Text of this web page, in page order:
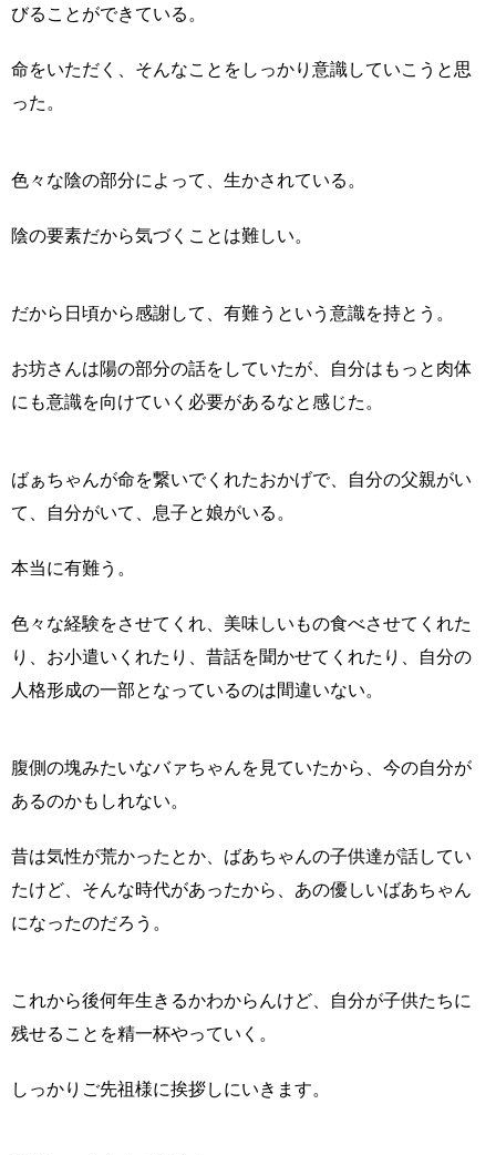
びることができている。
命をいただく、そんなことをしっかり意識していこうと思
った。
色々な陰の部分によって、生かされている。
陰の要素だから気づくことは難しい。
だから日頃から感謝して、有難うという意識を持とう。
お坊さんは陽の部分の話をしていたが、自分はもっと肉体
にも意識を向けていく必要があるなと感じた。
ばぁちゃんが命を繋いでくれたおかげで、自分の父親がい
て、自分がいて、息子と娘がいる。
本当に有難う。
色々な経験をさせてくれ、美味しいもの食べさせてくれた
り、お小遣いくれたり、昔話を聞かせてくれたり、自分の
人格形成の一部となっているのは間違いない。
腹側の塊みたいなバァちゃんを見ていたから、今の自分が
あるのかもしれない。
昔は気性が荒かったとか、ばあちゃんの子供達が話してい
たけど、そんな時代があったから、あの優しいばあちゃん
になったのだろう。
これから後何年生きるかわからんけど、自分が子供たちに
残せることを精一杯やっていく。
しっかりご先祖様に挨拶しにいきます。